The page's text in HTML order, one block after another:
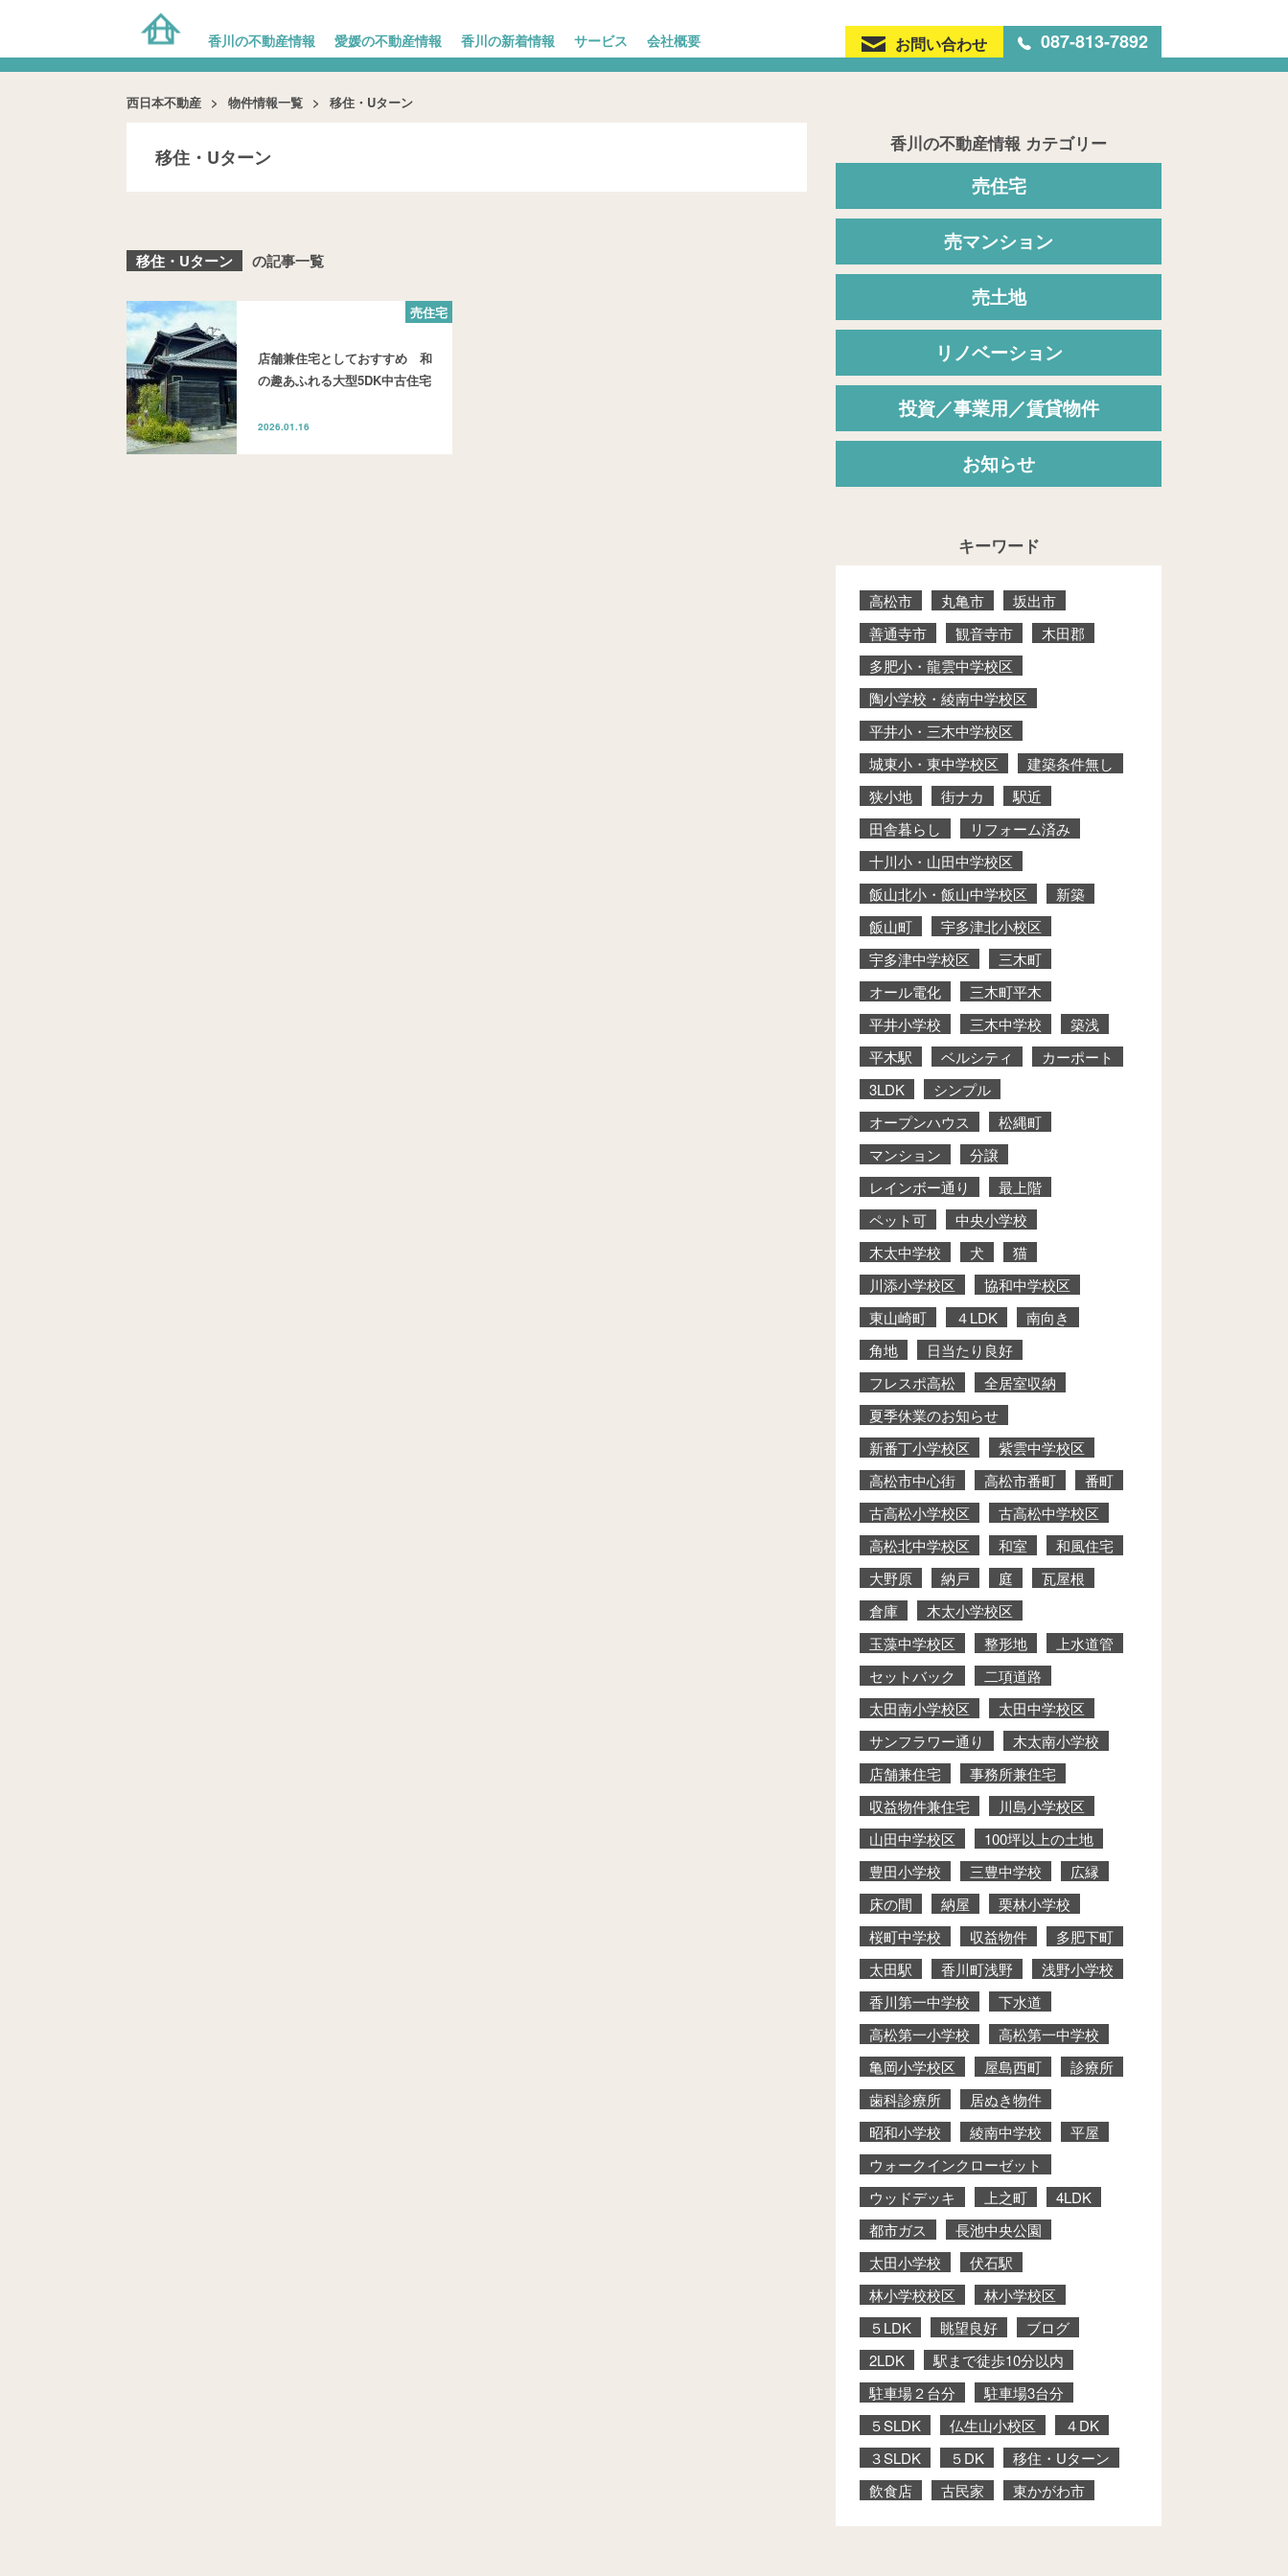
香川の不動産情報 愛媛の不動産情報 香川の新着情報 サービス 会社概要 お問い合わせ 087-813-7892
西日本不動産 物件情報一覧 移住・Uターン
移住・Uターン
移住・Uターン の記事一覧
売住宅
店舗兼住宅としておすすめ 和
の趣あふれる大型5DK中古住宅
2026.01.16
香川の不動産情報 カテゴリー
売住宅
売マンション
売土地
リノベーション
投資／事業用／賃貸物件
お知らせ
キーワード
高松市 丸亀市
坂出市
善通寺市
観音寺市
木田郡
多肥小・龍雲中学校区
陶小学校・綾南中学校区
平井小・三木中学校区
城東小・東中学校区
建築条件無し
狭小地
街ナカ
駅近
田舎暮らし
リフォーム済み
十川小・山田中学校区
飯山北小・飯山中学校区
新築
飯山町
宇多津北小校区
宇多津中学校区
三木町
オール電化
三木町平木
平井小学校
三木中学校
築浅
平木駅
ベルシティ
カーポート
3LDK
シンプル
オープンハウス
松縄町
マンション
分譲
レインボー通り
最上階
ペット可
中央小学校
木太中学校
犬
猫
川添小学校区
協和中学校区
東山崎町
４LDK
南向き
角地
日当たり良好
フレスポ高松
全居室収納
夏季休業のお知らせ
新番丁小学校区
紫雲中学校区
高松市中心街
高松市番町
番町
古高松小学校区
古高松中学校区
高松北中学校区
和室
和風住宅
大野原
納戸 庭
瓦屋根
倉庫
木太小学校区
玉藻中学校区
整形地
上水道管
セットバック
二項道路
太田南小学校区
太田中学校区
サンフラワー通り
木太南小学校
店舗兼住宅
事務所兼住宅
収益物件兼住宅
川島小学校区
山田中学校区
100坪以上の土地
豊田小学校
三豊中学校
広縁
床の間
納屋
栗林小学校
桜町中学校
収益物件
多肥下町
太田駅
香川町浅野
浅野小学校
香川第一中学校
下水道
高松第一小学校
高松第一中学校
亀岡小学校区
屋島西町
診療所
歯科診療所
居ぬき物件
昭和小学校
綾南中学校
平屋
ウォークインクローゼット
ウッドデッキ
上之町
4LDK
都市ガス
長池中央公園
太田小学校
伏石駅
林小学校校区
林小学校区
５LDK
眺望良好
ブログ
2LDK
駅まで徒歩10分以内
駐車場２台分
駐車場3台分
５SLDK
仏生山小校区
４DK
３SLDK
５DK
移住・Uターン
飲食店
古民家 東かがわ市